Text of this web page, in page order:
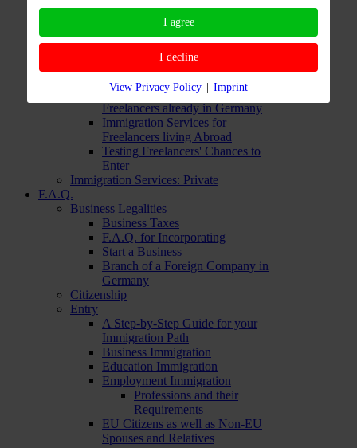
Opportunity Card
Testing your Immigration
Chances to work in Germany
Immigration Services: EU
Immigration Services:
Freelancers
Immigration Services for
Freelancers already in Germany
Immigration Services for
Freelancers living Abroad
Testing Freelancers' Chances to
Enter
Immigration Services: Private
F.A.Q.
Business Legalities
Business Taxes
F.A.Q. for Incorporating
Start a Business
Branch of a Foreign Company in
Germany
Citizenship
Entry
A Step-by-Step Guide for your
Immigration Path
Business Immigration
Education Immigration
Employment Immigration
Professions and their
Requirements
EU Citizens as well as Non-EU
Spouses and Relatives
I agree
I decline
View Privacy Policy | Imprint